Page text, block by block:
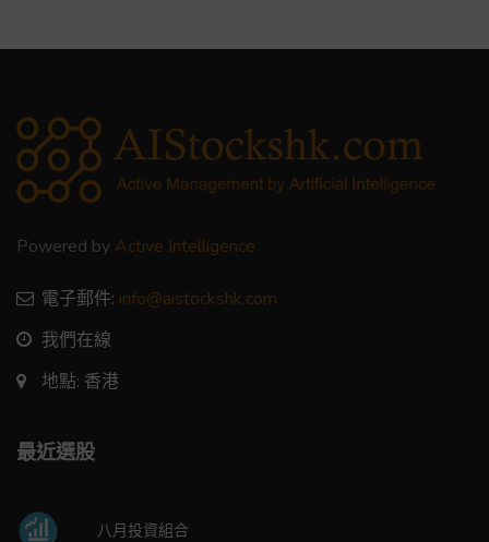
Powered by Active Intelligence
電子郵件: info@aistockshk.com
我們在線
地點: 香港
最近選股
八月投資組合